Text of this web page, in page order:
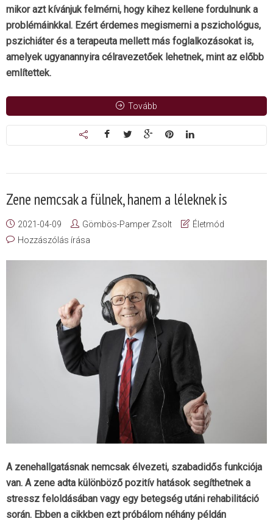
mikor azt kívánjuk felmérni, hogy kihez kellene fordulnunk a
problémáinkkal. Ezért érdemes megismerni a pszichológus,
pszichiáter és a terapeuta mellett más foglalkozásokat is,
amelyek ugyanannyira célravezetőek lehetnek, mint az előbb
említettek.
Tovább
Zene nemcsak a fülnek, hanem a léleknek is
2021-04-09 Gömbös-Pamper Zsolt
Életmód
Hozzászólás írása
A zenehallgatásnak nemcsak élvezeti, szabadidős funkciója
van. A zene adta különböző pozitív hatások segíthetnek a
stressz feloldásában vagy egy betegség utáni rehabilitáció
során. Ebben a cikkben ezt próbálom néhány példán